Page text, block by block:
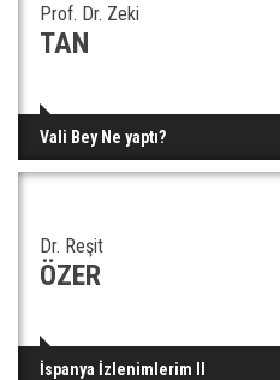
Prof. Dr. Zeki
TAN
Vali Bey Ne yaptı?
Dr. Reşit
ÖZER
İspanya İzlenimlerim II